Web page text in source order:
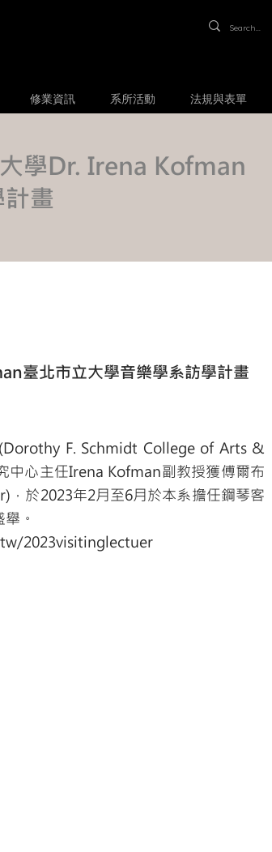
修業資訊 系所活動 法規與表單
學Dr. Irena Kofman
畫
臺北市立大學音樂學系訪學計畫
F. Schmidt College of Arts &
心主任Irena Kofman副教授獲傅爾布
於2023年2月至6月於本系擔任鋼琴客
。
2023visitinglectuer